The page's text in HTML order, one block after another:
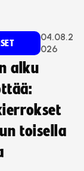
04.08.2
026
alku
toisella